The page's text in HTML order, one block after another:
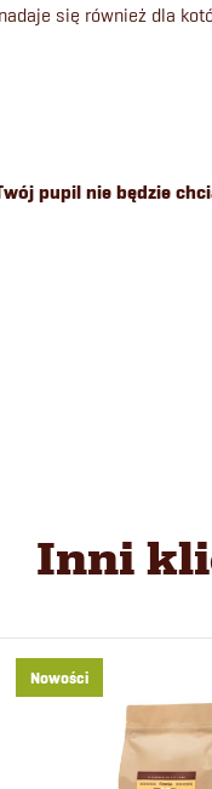
się również dla
pupil nie będzie
Inni
Nowości